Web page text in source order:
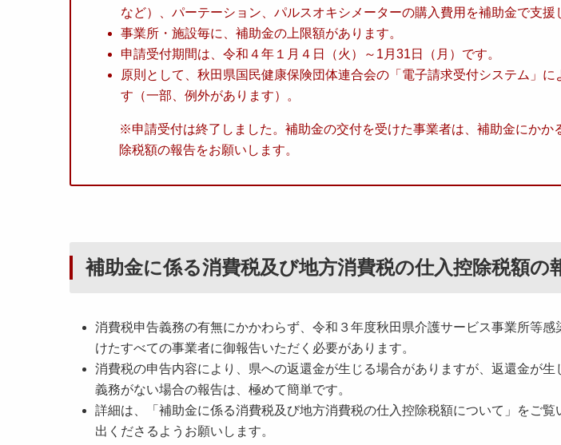
など）、パーテーション、パルスオキシメーターの購入費用を補助金で支援
事業所・施設毎に、補助金の上限額があります。
申請受付期間は、令和４年１月４日（火）～1月31日（月）です。
原則として、秋田県国民健康保険団体連合会の「電子請求受付システム」に
す（一部、例外があります）。
※申請受付は終了しました。補助金の交付を受けた事業者は、補助金にかか
除税額の報告をお願いします。
補助金に係る消費税及び地方消費税の仕入控除税額の
消費税申告義務の有無にかかわらず、令和３年度秋田県介護サービス事業所等
けたすべての事業者に御報告いただく必要があります。
消費税の申告内容により、県への返還金が生じる場合がありますが、返還金が
義務がない場合の報告は、極めて簡単です。
詳細は、「補助金に係る消費税及び地方消費税の仕入控除税額について」をご
出くださるようお願いします。